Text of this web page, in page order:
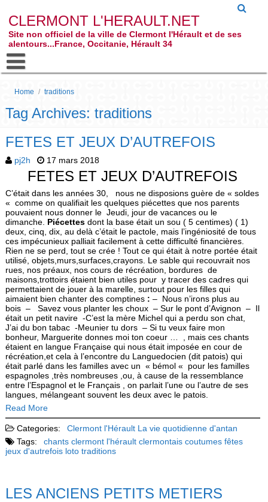
CLERMONT L'HERAULT.NET
Site non officiel de la ville de Clermont l'Hérault et de ses
alentours...France, Occitanie, Hérault 34
Home / traditions
Tag Archives: traditions
FETES ET JEUX D’AUTREFOIS
pj2h 17 mars 2018
FETES ET JEUX D’AUTREFOIS
C’était dans les années 30, nous ne disposions guère de « soldes
« comme on qualifiait les quelques piécettes que nos parents
pouvaient nous donner le Jeudi, jour de vacances ou le
dimanche. Piécettesdont la base était un sou ( 5 centimes) ( 1)
deux, cinq, dix, au delà c’était le pactole, mais l’ingéniosité de tous
ces impécunieux palliait facilement à cette difficulté financières.
Rien ne se perd, tout se crée ! Tout ce qui était à notre portée était
utilisé, objets,murs,surfaces,crayons. Le sable qui recouvrait nos
rues, nos préaux, nos cours de récréation, bordures de
maisons,trottoirs étaient bien utiles pour y tracer des cadres qui
permettaient de jouer à la marelle, surtout pour les filles qui
aimaient bien chanter des comptines : – Nous n’irons plus au
bois – Savez vous planter les choux – Sur le pont d’Avignon – Il
était un petit navire -C’est la mère Michel qui a perdu son chat,
J’ai du bon tabac -Meunier tu dors – Si tu veux faire mon
bonheur, Marguerite donnes moi ton coeur … , mais ces chants
étaient en langue Française qui nous était imposée en cour de
récréation,et cela à l’encontre du Languedocien (dit patois) qui
était parlé dans les familles avec un « bémol « pour les familles
espagnoles ,très nombreuses ,ou, à cause de la ressemblance
entre l’Espagnol et le Français , on parlait l’une ou l’autre de ses
langues, mélangeant souvent les deux avec le patois.
Read More
Categories: Clermont l'Hérault La vie quotidienne d'antan
Tags:
chants clermont l'hérault clermontais coutumes fêtes
jeux d'autrefois loto traditions
LES ANCIENS PETITS METIERS